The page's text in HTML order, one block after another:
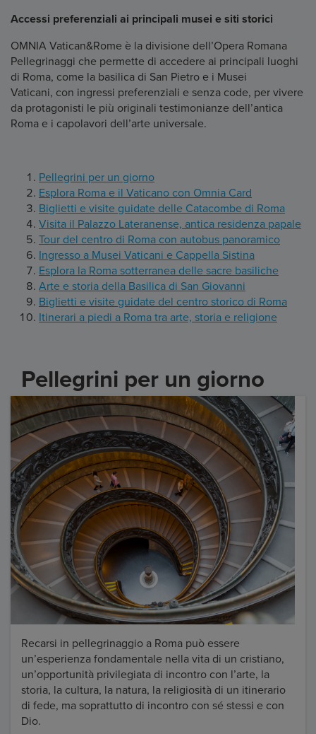
Accessi preferenziali ai principali musei e siti storici
OMNIA Vatican&Rome è la divisione dell’Opera Romana
Pellegrinaggi che permette di accedere ai principali luoghi
di Roma, come la basilica di San Pietro e i Musei
Vaticani, con ingressi preferenziali e senza code, per vivere
da protagonisti le più originali testimonianze dell’antica
Roma e i capolavori dell’arte universale.
Pellegrini per un giorno
Esplora Roma e il Vaticano con Omnia Card
Biglietti e visite guidate delle Catacombe di Roma
Visita il Palazzo Lateranense, antica residenza papale
Tour del centro di Roma con autobus panoramico
Ingresso a Musei Vaticani e Cappella Sistina
Esplora la Roma sotterranea delle sacre basiliche
Arte e storia della Basilica di San Giovanni
Biglietti e visite guidate del centro storico di Roma
Itinerari a piedi a Roma tra arte, storia e religione
Pellegrini per un giorno
Recarsi in pellegrinaggio a Roma può essere
un’esperienza fondamentale nella vita di un cristiano,
un’opportunità privilegiata di incontro con l’arte, la
storia, la cultura, la natura, la religiosità di un itinerario
di fede, ma soprattutto di incontro con sé stessi e con
Dio.